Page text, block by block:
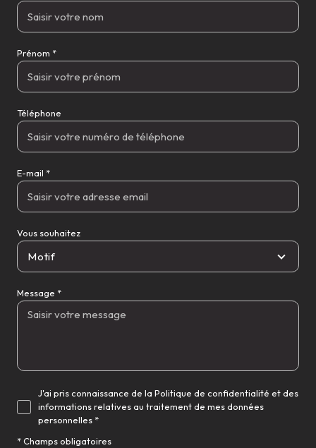
Prénom *
Téléphone
E-mail *
Vous souhaitez
Motif
Message *
J'ai pris connaissance de la Politique de confidentialité et des
informations relatives au traitement de mes données
personnelles *
* Champs obligatoires